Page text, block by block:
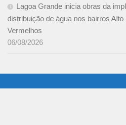
Lagoa Grande inicia obras da
distribuição de água nos bairros
Vermelhos
06/08/2026